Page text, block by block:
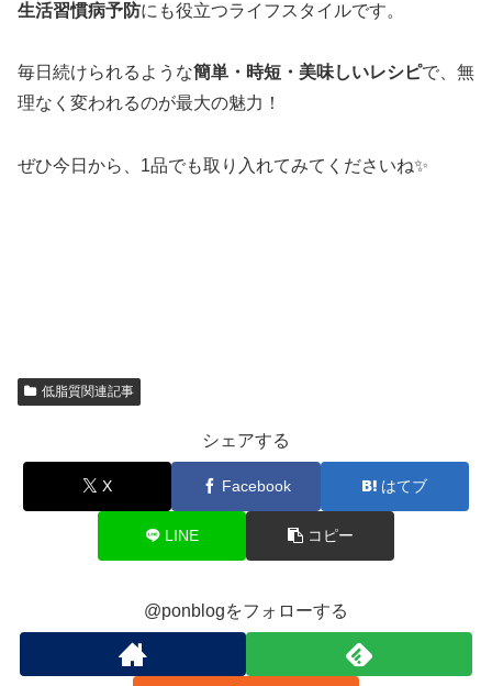
生活習慣病予防にも役立つライフスタイルです。
毎日続けられるような簡単・時短・美味しいレシピで、無
理なく変われるのが最大の魅力！
ぜひ今日から、1品でも取り入れてみてくださいね✨
低脂質関連記事
シェアする
X Facebook はてブ
LINE コピー
@ponblogをフォローする